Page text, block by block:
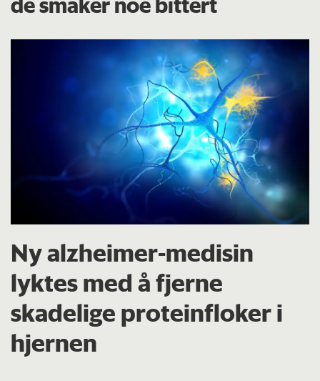
Ny alzheimer-medisin
lyktes med å fjerne
skadelige proteinfloker i
hjernen